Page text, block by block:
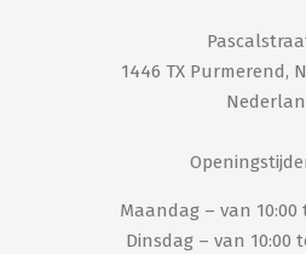
1446 TX Purmerend,
Maandag – van
Dinsdag – van 10:00